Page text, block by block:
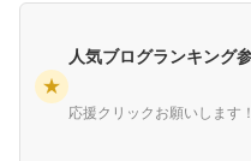
★
人気ブログランキング
応援クリックお願いします！